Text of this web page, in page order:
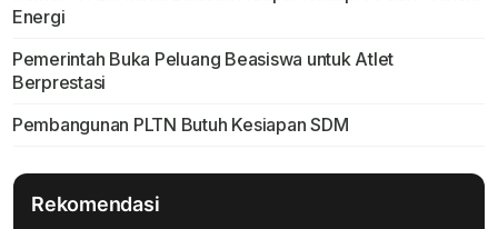
Energi
Pemerintah Buka Peluang Beasiswa untuk Atlet
Berprestasi
Pembangunan PLTN Butuh Kesiapan SDM
Rekomendasi